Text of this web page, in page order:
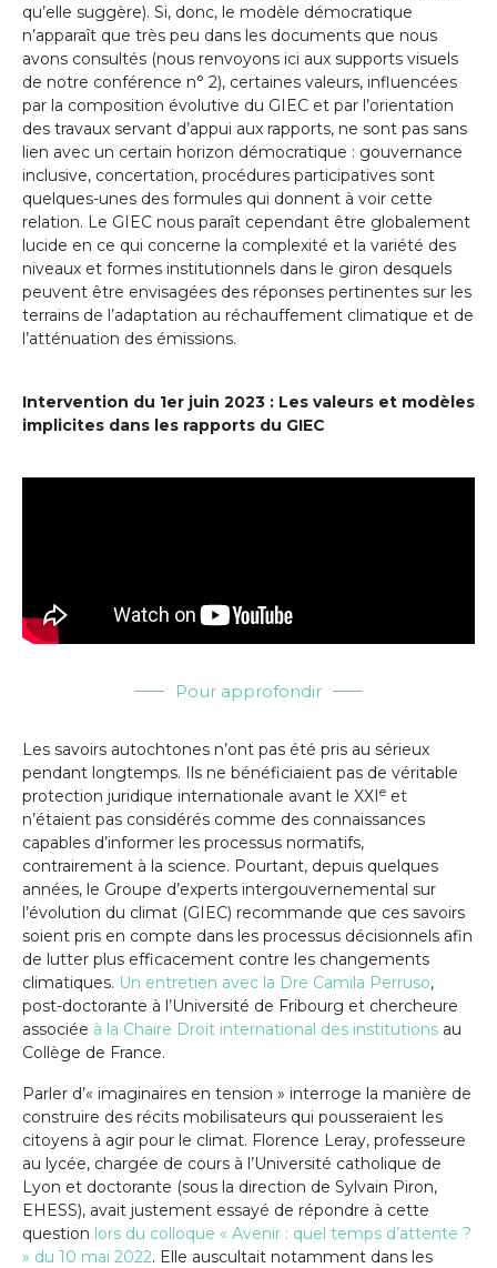
qu’elle suggère). Si, donc, le modèle démocratique
n’apparaît que très peu dans les documents que nous
avons consultés (nous renvoyons ici aux supports visuels
de notre conférence n° 2), certaines valeurs, influencées
par la composition évolutive du GIEC et par l’orientation
des travaux servant d’appui aux rapports, ne sont pas sans
lien avec un certain horizon démocratique : gouvernance
inclusive, concertation, procédures participatives sont
quelques-unes des formules qui donnent à voir cette
relation. Le GIEC nous paraît cependant être globalement
lucide en ce qui concerne la complexité et la variété des
niveaux et formes institutionnels dans le giron desquels
peuvent être envisagées des réponses pertinentes sur les
terrains de l’adaptation au réchauffement climatique et de
l’atténuation des émissions.
Intervention du 1er juin 2023 : Les valeurs et modèles
implicites dans les rapports du GIEC
Pour approfondir
Les savoirs autochtones n’ont pas été pris au sérieux
pendant longtemps. Ils ne bénéficiaient pas de véritable
protection juridique internationale avant le XXIe et
n’étaient pas considérés comme des connaissances
capables d’informer les processus normatifs,
contrairement à la science. Pourtant, depuis quelques
années, le Groupe d’experts intergouvernemental sur
l’évolution du climat (GIEC) recommande que ces savoirs
soient pris en compte dans les processus décisionnels afin
de lutter plus efficacement contre les changements
climatiques. Un entretien avec la Dre Camila Perruso,
post-doctorante à l’Université de Fribourg et chercheure
associée à la Chaire Droit international des institutions au
Collège de France.
Parler d’« imaginaires en tension » interroge la manière de
construire des récits mobilisateurs qui pousseraient les
citoyens à agir pour le climat. Florence Leray, professeure
au lycée, chargée de cours à l’Université catholique de
Lyon et doctorante (sous la direction de Sylvain Piron,
EHESS), avait justement essayé de répondre à cette
question lors du colloque « Avenir : quel temps d’attente ?
» du 10 mai 2022. Elle auscultait notamment dans les